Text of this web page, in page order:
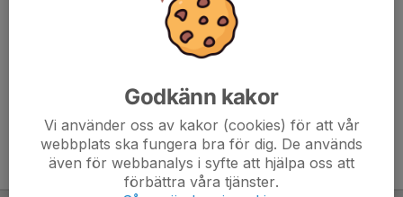
Godkänn kakor
Vi använder oss av kakor (cookies) för att vår
webbplats ska fungera bra för dig. De används
även för webbanalys i syfte att hjälpa oss att
förbättra våra tjänster.